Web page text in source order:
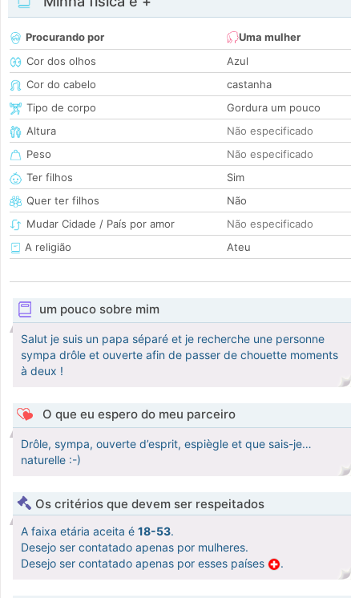
Procurando por
Uma mulher
Cor dos olhos
Azul
Cor do cabelo
castanha
Tipo de corpo
Gordura um pouco
Altura
Não especificado
Peso
Não especificado
Ter filhos
Sim
Quer ter filhos
Não
Mudar Cidade / País por amor
Não especificado
A religião
Ateu
um pouco sobre mim
Salut je suis un papa séparé et je recherche une personne
sympa drôle et ouverte afin de passer de chouette moments
à deux !
O que eu espero do meu parceiro
Drôle, sympa, ouverte d’esprit, espiègle et que sais-je…
naturelle :-)
Os critérios que devem ser respeitados
A faixa etária aceita é 18-53.
Desejo ser contatado apenas por mulheres.
Desejo ser contatado apenas por esses países
.